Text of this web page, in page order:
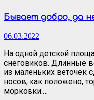
Бывает добро, да
06.03.2022
На одной детской
снеговиков. Длинные
из маленьких веточек
носов, как положено,
морковки.…